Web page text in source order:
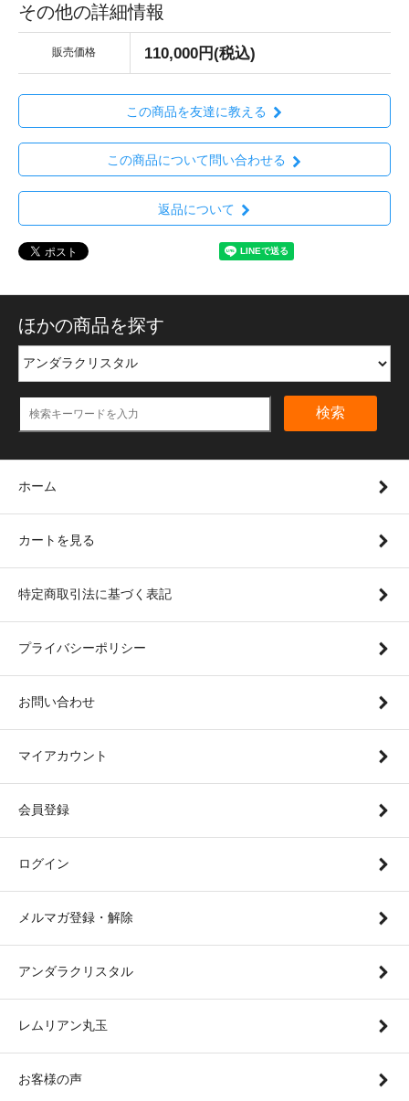
その他の詳細情報
販売価格 110,000円(税込)
この商品を友達に教える
この商品について問い合わせる
返品について
ほかの商品を探す
検索
ホーム
カートを見る
特定商取引法に基づく表記
プライバシーポリシー
お問い合わせ
マイアカウント
会員登録
ログイン
メルマガ登録・解除
アンダラクリスタル
レムリアン丸玉
お客様の声